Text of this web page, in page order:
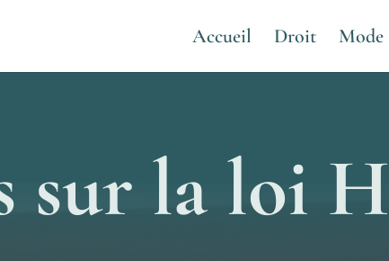
Accueil Droit Mode
sur la loi